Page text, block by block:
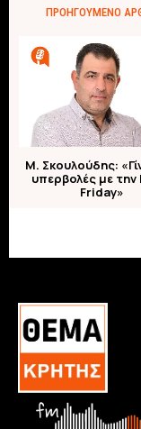
ΠΡΟΗΓΟΎΜΕΝΟ
Μ. Σκουλούδης:
υπερβολές με την
Friday»